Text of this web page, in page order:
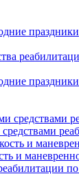
праздники
и